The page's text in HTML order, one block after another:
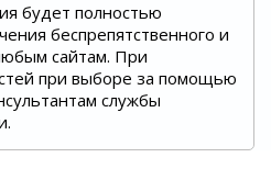
будет полностью
беспрепятственного и
сайтам. При
при выборе за помощью
службы